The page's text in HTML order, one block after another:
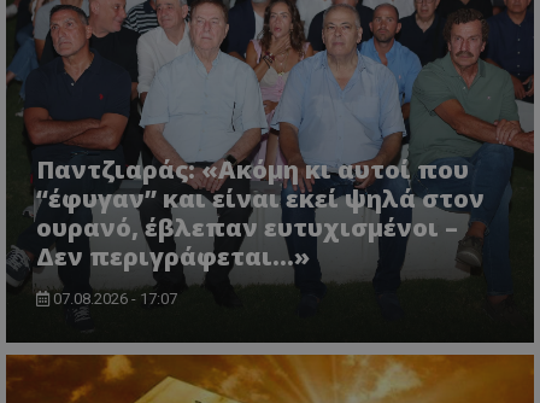
Παντζιαράς: «Ακόμη κι αυτοί που
“έφυγαν” και είναι εκεί ψηλά στον
ουρανό, έβλεπαν ευτυχισμένοι –
Δεν περιγράφεται…»
07.08.2026 - 17:07